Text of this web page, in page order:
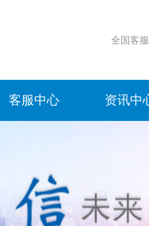
全国客
客服中心 资讯中